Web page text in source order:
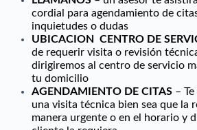
cordial para agendamiento de
inquietudes o dudas
UBICACION CENTRO DE
de requerir visita o revisión
dirigiremos al centro de servicio
tu domicilio
AGENDAMIENTO DE CITAS –
una visita técnica bien sea que la
manera urgente o en el horario y